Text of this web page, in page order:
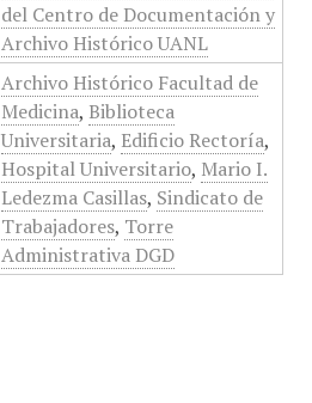
del Centro de Documentación y
Archivo Histórico UANL
Archivo Histórico Facultad de
Medicina, Biblioteca
Universitaria, Edificio Rectoría,
Hospital Universitario, Mario I.
Ledezma Casillas, Sindicato de
Trabajadores, Torre
Administrativa DGD